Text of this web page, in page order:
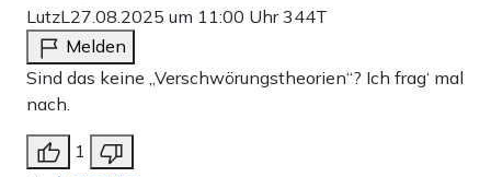
LutzL 27.08.2025 um 11:00 Uhr344T
Melden
Sind das keine „Verschwörungstheorien“? Ich frag‘ mal
nach.
1